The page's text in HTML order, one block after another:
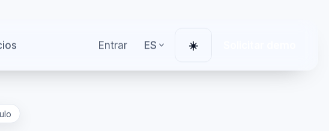
Entrar ES
Cambiar tema
☀️